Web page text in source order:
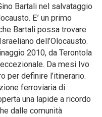
Bartali nel salvataggio
E’ un primo
Bartali possa trovare
dell’Olocausto.
2010, da Terontola
Da mesi Ivo
per definire l’itinerario.
ferroviaria di
una lapide a ricordo
dalle comunità